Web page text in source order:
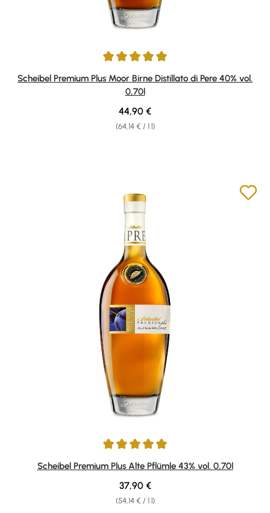
Average rating of 4.93 out of 5 stars
Scheibel Premium Plus Moor Birne Distillato di Pere 40% vol.
0,70l
(64,14 € / 1 l)
Regular price:
44,90 €
Average rating of 4.9 out of 5 stars
Scheibel Premium Plus Alte Pflümle 43% vol. 0,70l
(54,14 € / 1 l)
Regular price:
37,90 €